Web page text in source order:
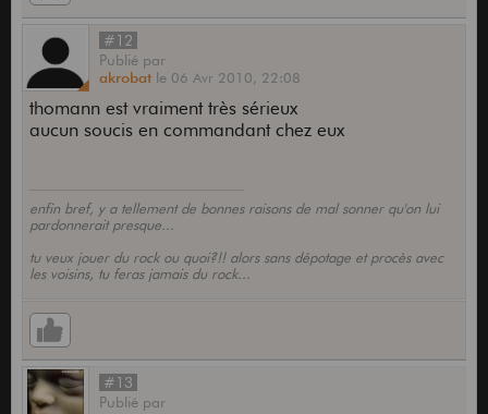
#12
Publié par
akrobat le 06 Avr 2010, 22:08
thomann est vraiment très sérieux
aucun soucis en commandant chez eux
enfin bref, y a tellement de bonnes raisons de mal sonner qu'on lui
pardonnerait presque...
tu veux jouer du rock ou quoi?!! alors sans dépotage et procès avec
les voisins, tu feras jamais du rock...
#13
Publié par